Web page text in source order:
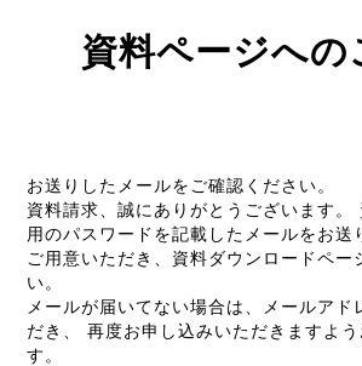
資料ページへの
お送りしたメールをご確認ください。
資料請求、誠にありがとうございます。
用のパスワードを記載したメールをお送
ご用意いただき、資料ダウンロードペー
い。
メールが届いてない場合は、メールアド
だき、
再度お申し込みいただきますよ
す。